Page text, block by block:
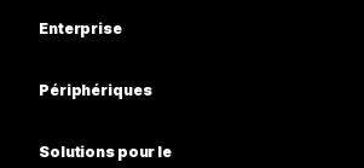
Enterprise
Périphériques
Solutions pour le